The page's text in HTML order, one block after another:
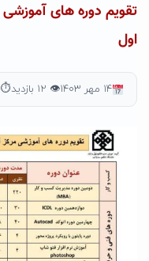
تقویم دوره های
اول
۱۴ مهر ۱۴۰۳ 👁 ۱۲ بازدید ⏱ ۱ دقیقه مطالعه